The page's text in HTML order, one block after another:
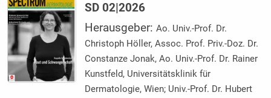
SD 02|2026
Herausgeber:Ao. Univ.-Prof. Dr.
Christoph Höller, Assoc. Prof. Priv.-Doz. Dr.
Constanze Jonak, Ao. Univ.-Prof. Dr. Rainer
Kunstfeld, Universitätsklinik für
Dermatologie, Wien; Univ.-Prof. Dr. Hubert